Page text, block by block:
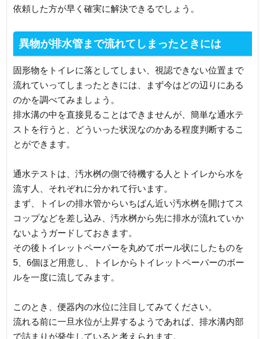
依頼した方が早く確実に解決できるでしょう。
異物が排水管まで流れてしまったときには
固形物をトイレに落としてしまい、視認できない位置まで
流れていってしまったときには、まず今はどの辺りにある
のかを調べてみましょう。
排水溝の中を直接見ることはできませんが、簡単な通水テ
ストを行うと、どういった状況なのかある程度判断するこ
とができます。
通水テストは、汚水桝の側で待機する人とトイレから水を
流す人、それぞれに分かれて行います。
まず、トイレの排水管からいちばん近い汚水桝を開けてス
コップなどを差し込み、汚水桝から先に排水が流れていか
ないようガードしておきます。
その後トイレットペーパーを丸めてボール状にしたものを
5、6個ほど用意し、トイレからトイレットペーパーのボー
ルを一度に流してみます。
このとき、便器内の水位に注目してみてください。
流れる前に一旦水位が上昇するようであれば、排水溝内部
で詰まりが発生していると考えられます。